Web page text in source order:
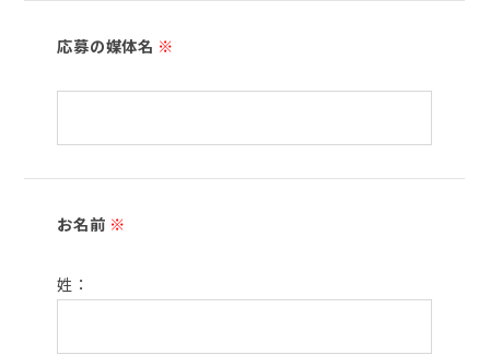
応募の媒体名 ※
お名前 ※
姓：